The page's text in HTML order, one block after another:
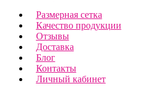
Размерная сетка
Качество продукции
Отзывы
Доставка
Блог
Контакты
Личный кабинет